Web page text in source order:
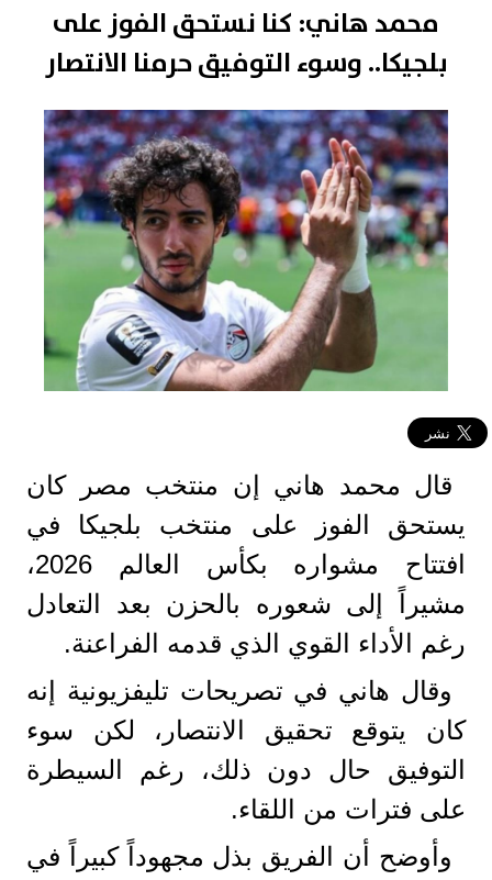
محمد هاني: كنا نستحق الفوز على
بلجيكا.. وسوء التوفيق حرمنا الانتصار
قال محمد هاني إن منتخب مصر كان
يستحق الفوز على منتخب بلجيكا في
افتتاح مشواره بكأس العالم 2026،
مشيراً إلى شعوره بالحزن بعد التعادل
رغم الأداء القوي الذي قدمه الفراعنة.
وقال هاني في تصريحات تليفزيونية إنه
كان يتوقع تحقيق الانتصار، لكن سوء
التوفيق حال دون ذلك، رغم السيطرة
على فترات من اللقاء.
وأوضح أن الفريق بذل مجهوداً كبيراً في